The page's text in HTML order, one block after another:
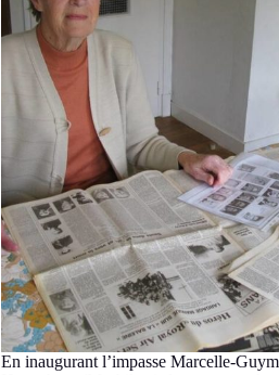
En inaugurant l’impasse Marcelle-